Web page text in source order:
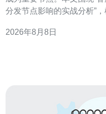
分发节点影响的实战分析”
化建议，便于工程与运营决策。 概念与差异解
2026年8月8日